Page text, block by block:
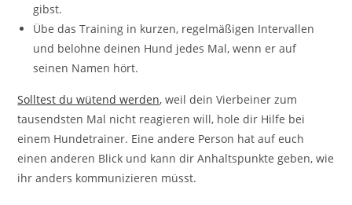
gibst.
Übe das Training in kurzen, regelmäßigen Intervallen
und belohne deinen Hund jedes Mal, wenn er auf
seinen Namen hört.
Solltest du wütend werden, weil dein Vierbeiner zum
tausendsten Mal nicht reagieren will, hole dir Hilfe bei
einem Hundetrainer. Eine andere Person hat auf euch
einen anderen Blick und kann dir Anhaltspunkte geben, wie
ihr anders kommunizieren müsst.